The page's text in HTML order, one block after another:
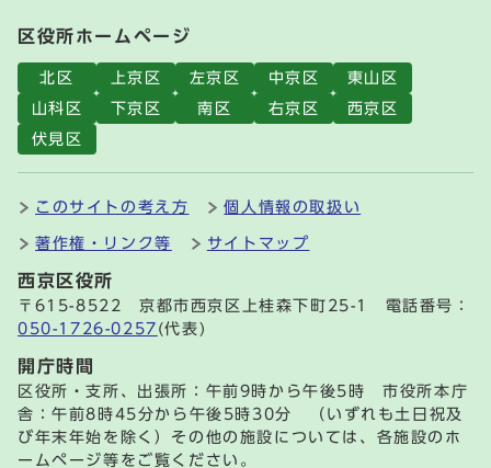
区役所ホームページ
北区 上京区 左京区 中京区
東山区
山科区
下京区 南区 右京区
西京区
伏見区
このサイトの考え方 個人情報の取扱い
著作権・リンク等 サイトマップ
西京区役所
〒615-8522 京都市西京区上桂森下町25-1 電話番号：
050-1726-0257 (代表)
開庁時間
区役所・支所、出張所：午前9時から午後5時 市役所本庁
舎：午前8時45分から午後5時30分 （いずれも土日祝及
び年末年始を除く）その他の施設については、各施設のホ
ームページ等をご覧ください。